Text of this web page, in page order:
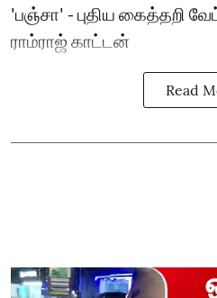
'பஞ்சா' - புதிய கைத்தறி
ராம்ராஜ் காட்டன்
Read